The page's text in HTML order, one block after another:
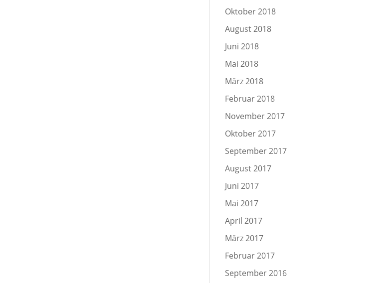
Oktober 2018
August 2018
Juni 2018
Mai 2018
März 2018
Februar 2018
November 2017
Oktober 2017
September 2017
August 2017
Juni 2017
Mai 2017
April 2017
März 2017
Februar 2017
September 2016